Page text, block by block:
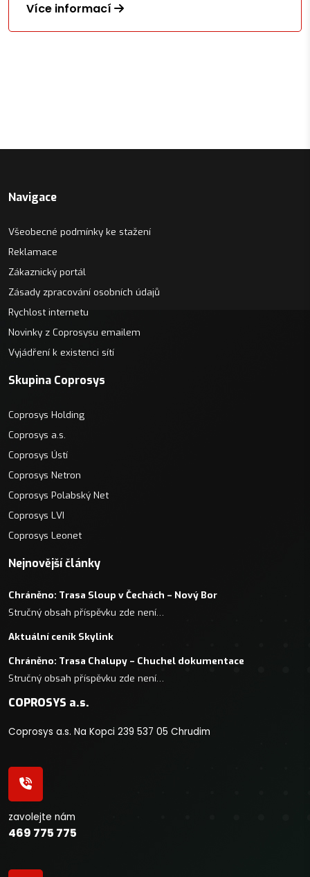
Více informací
Navigace
Všeobecné podmínky ke stažení
Reklamace
Zákaznický portál
Zásady zpracování osobních údajů
Rychlost internetu
Novinky z Coprosysu emailem
Vyjádření k existenci sítí
Skupina Coprosys
Coprosys Holding
Coprosys a.s.
Coprosys Ústí
Coprosys Netron
Coprosys Polabský Net
Coprosys LVI
Coprosys Leonet
Nejnovější články
Chráněno: Trasa Sloup v Čechách – Nový Bor
Stručný obsah příspěvku zde není…
Aktuální ceník Skylink
Chráněno: Trasa Chalupy – Chuchel dokumentace
Stručný obsah příspěvku zde není…
COPROSYS a.s.
Coprosys a.s. Na Kopci 239 537 05 Chrudim
zavolejte nám
469 775 775